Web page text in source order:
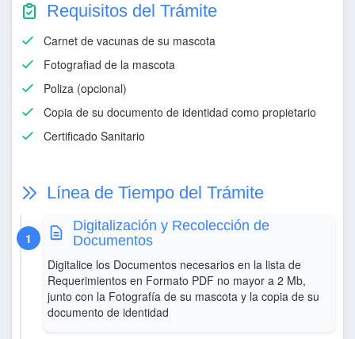
Requisitos del Trámite
Carnet de vacunas de su mascota
Fotografiad de la mascota
Poliza (opcional)
Copia de su documento de identidad como propietario
Certificado Sanitario
Línea de Tiempo del Trámite
Digitalización y Recolección de
Documentos
Digitalice los Documentos necesarios en la lista de
Requerimientos en Formato PDF no mayor a 2 Mb,
junto con la Fotografía de su mascota y la copia de su
documento de identidad